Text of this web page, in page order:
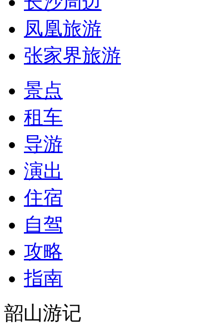
凤凰旅游
张家界旅游
景点
租车
导游
演出
住宿
自驾
攻略
指南
韶山游记